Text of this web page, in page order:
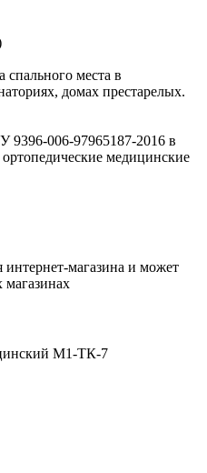
спального места в
домах престарелых.
9396-006-97965187-2016 в
медицинские
интернет-магазина и может
магазинах
М1-ТК-7